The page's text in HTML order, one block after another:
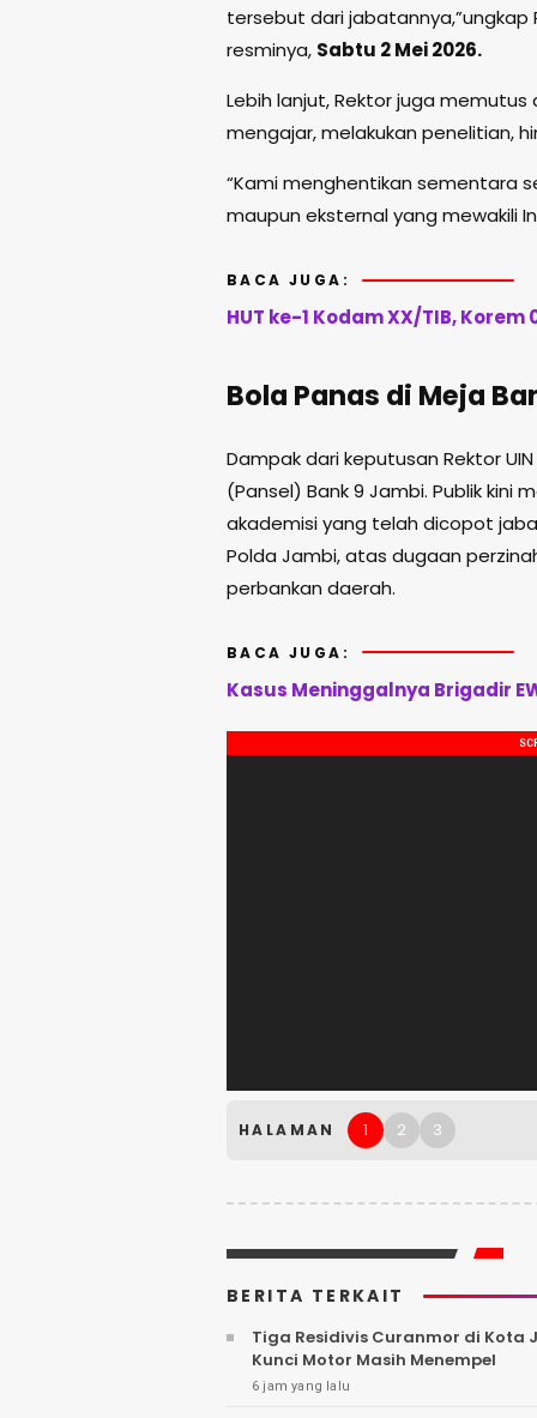
tersebut dari jabatannya,”ungkap
resminya, Sabtu 2 Mei 2026.
Lebih lanjut, Rektor juga memutus
mengajar, melakukan penelitian,
“Kami menghentikan sementara
maupun eksternal yang mewakili
BACA JUGA:
HUT ke-1 Kodam XX/TIB,
Bola Panas di Meja
Dampak dari keputusan Rektor
(Pansel) Bank 9 Jambi. Publik
akademisi yang telah dicopot
Polda Jambi, atas dugaan
perbankan daerah.
BACA JUGA:
Kasus Meninggalnya Brigadir
HALAMAN 1 2 3
BERITA TERKAIT
Tiga Residivis Curanmor di Kota
Kunci Motor Masih Menempel
6 jam yang lalu